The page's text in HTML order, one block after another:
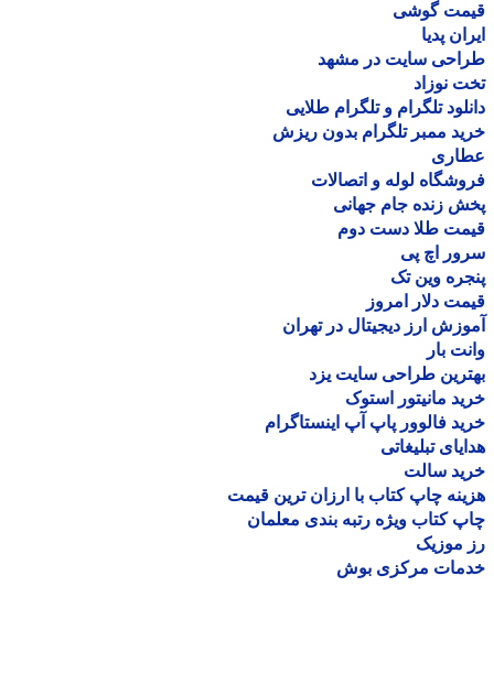
گوشی
پدیا
سایت در مشهد
نوزاد
تلگرام و تلگرام طلایی
ممبر تلگرام بدون ریزش
لوله و اتصالات
زنده جام جهانی
طلا دست دوم
اچ پی
وین تک
دلار امروز
ارز دیجیتال در تهران
بار
طراحی سایت یزد
مانیتور استوک
فالوور پاپ آپ اینستاگرام
تبلیغاتی
سالت
چاپ کتاب با ارزان ترین قیمت
کتاب ویژه رتبه بندی معلمان
موزیک
مرکزی بوش